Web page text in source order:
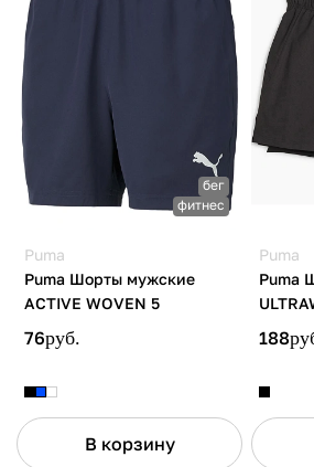
бег
фитнес
Puma
Puma Шорты мужские
ACTIVE WOVEN 5
76руб.
В корзину
Puma
Puma
188